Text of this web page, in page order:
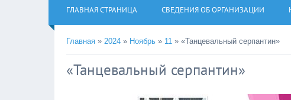
ГЛАВНАЯ СТРАНИЦА СВЕДЕНИЯ ОБ ОРГАНИЗАЦИИ
Главная » 2024 » Ноябрь » 11 » «Танцевальный серпантин»
«Танцевальный серпантин»